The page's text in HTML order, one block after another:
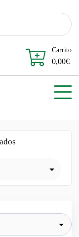
Carrito
0,00€